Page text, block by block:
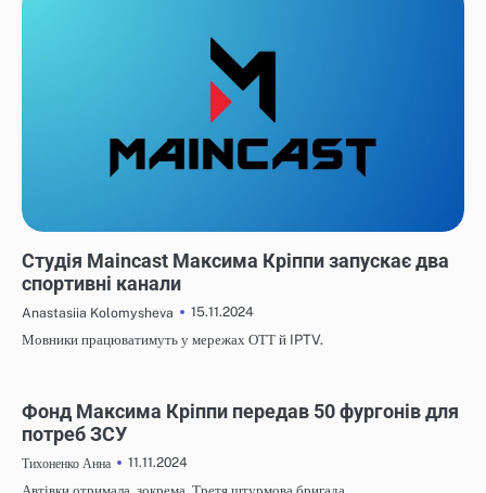
Студія Maincast Максима Кріппи запускає два
спортивні канали
Anastasiia Kolomysheva
15.11.2024
Мовники працюватимуть у мережах ОТТ й IPTV.
Фонд Максима Кріппи передав 50 фургонів для
потреб ЗСУ
Тихоненко Анна
11.11.2024